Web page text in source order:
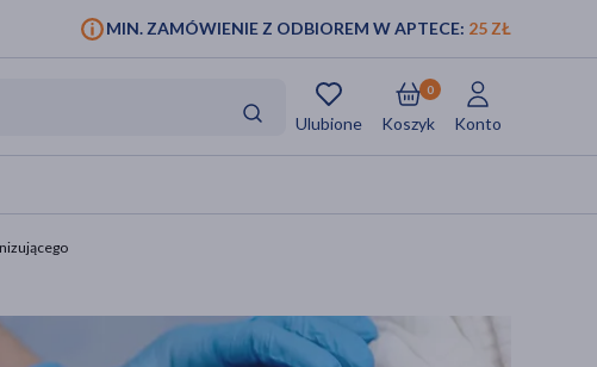
MIN. ZAMÓWIENIE Z ODBIOREM W APTECE: 25 ZŁ
Ulubione Koszyk
0
Konto